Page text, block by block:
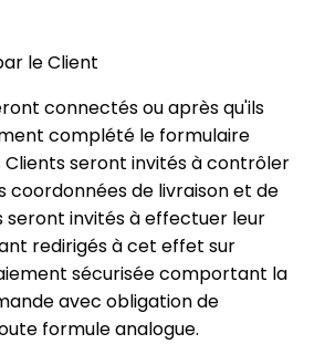
le Client
connectés ou après qu'ils
complété le formulaire
Clients seront invités à contrôler
coordonnées de livraison et de
seront invités à effectuer leur
redirigés à cet effet sur
sécurisée comportant la
avec obligation de
formule analogue.